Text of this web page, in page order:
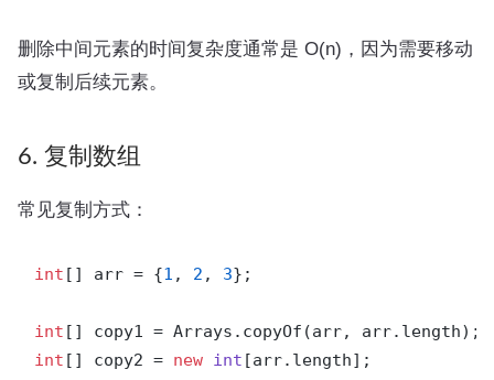
删除中间元素的时间复杂度通常是 O(n)，因为需要移动
或复制后续元素。
6. 复制数组
常见复制方式：
int [] arr = {1 , 2 , 3};
int
int [] copy2 = new int [arr.length];